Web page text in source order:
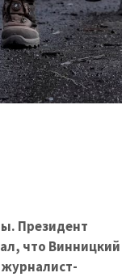
Президент
что Винницкий